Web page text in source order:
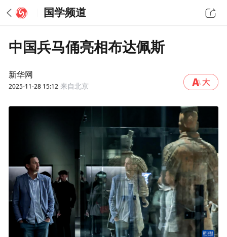
国学频道
中国兵马俑亮相布达佩斯
新华网
2025-11-28 15:12 来自北京